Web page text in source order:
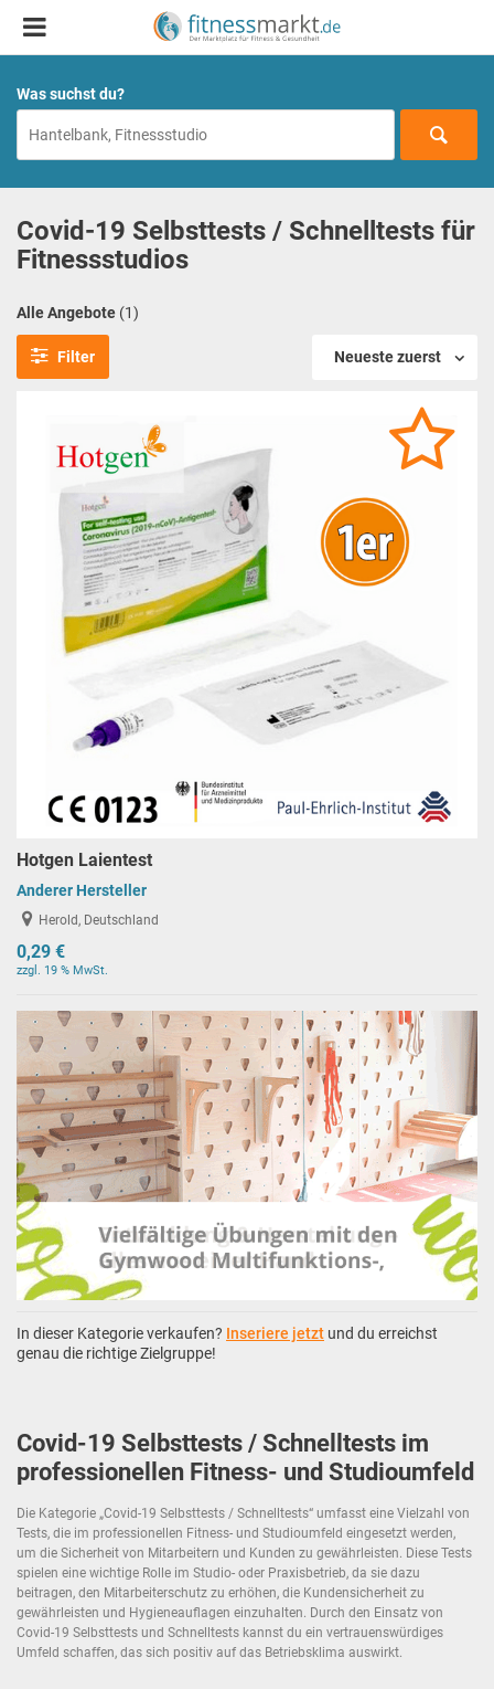
Was suchst du?
Covid-19 Selbsttests / Schnelltests für
Fitnessstudios
Alle Angebote (1)
Filter Neueste zuerst
Hotgen Laientest
Anderer Hersteller
Herold, Deutschland
0,29 €
zzgl. 19 % MwSt.
In dieser Kategorie verkaufen? Inseriere jetzt und du erreichst
genau die richtige Zielgruppe!
Covid-19 Selbsttests / Schnelltests im
professionellen Fitness- und Studioumfeld
Die Kategorie „Covid-19 Selbsttests / Schnelltests“ umfasst eine Vielzahl von
Tests, die im professionellen Fitness- und Studioumfeld eingesetzt werden,
um die Sicherheit von Mitarbeitern und Kunden zu gewährleisten. Diese Tests
spielen eine wichtige Rolle im Studio- oder Praxisbetrieb, da sie dazu
beitragen, den Mitarbeiterschutz zu erhöhen, die Kundensicherheit zu
gewährleisten und Hygieneauflagen einzuhalten. Durch den Einsatz von
Covid-19 Selbsttests und Schnelltests kannst du ein vertrauenswürdiges
Umfeld schaffen, das sich positiv auf das Betriebsklima auswirkt.